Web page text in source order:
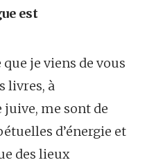
est
je viens de vous
livres, à
me sont de
d’énergie et
des lieux